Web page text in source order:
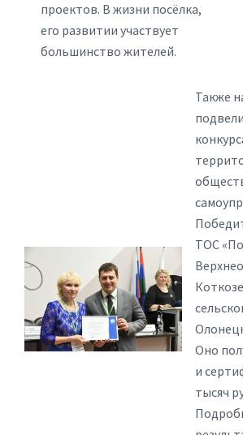
проектов. В жизни посёлка,
его развитии участвует
большинство жителей.
Также
ТОС
Оно
и
тысяч